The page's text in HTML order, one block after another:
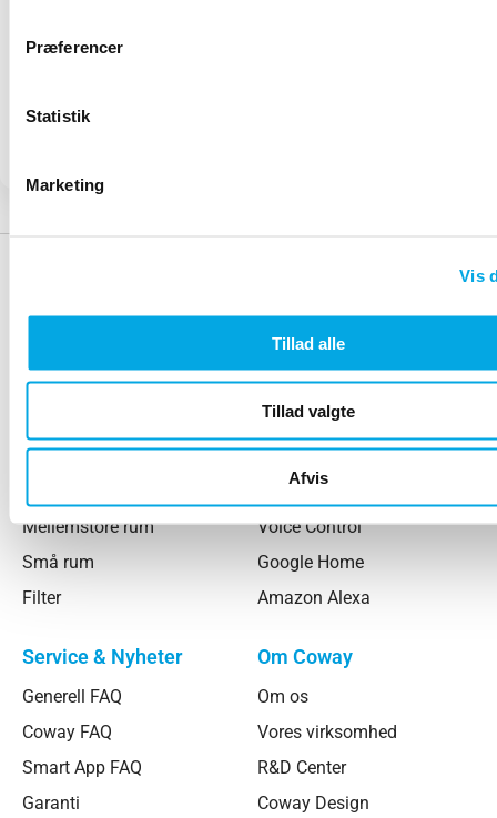
Præferencer
Statistik
Marketing
Vis
Tillad alle
Tillad valgte
Afvis
Produkter
Mellemstore rum
Små rum
Filter
Smart home
Smart App & Pairing
Voice Control
Google Home
Amazon Alexa
Service & Nyheter
Generell FAQ
Coway FAQ
Smart App FAQ
Garanti
Om Coway
Om os
Vores virksomhed
R&D Center
Coway Design